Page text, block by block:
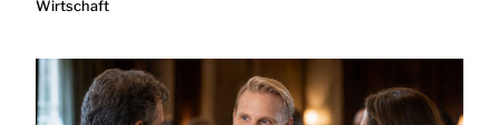
Wirtschaft